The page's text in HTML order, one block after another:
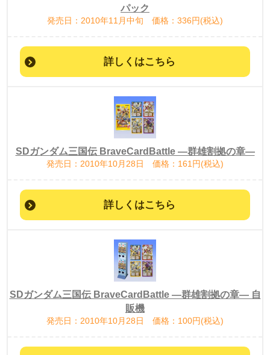
パック
発売日：2010年11月中旬 価格：336円(税込)
詳しくはこちら
SDガンダム三国伝 BraveCardBattle ―群雄割拠の章―
発売日：2010年10月28日 価格：161円(税込)
詳しくはこちら
SDガンダム三国伝 BraveCardBattle ―群雄割拠の章― 自
販機
発売日：2010年10月28日 価格：100円(税込)